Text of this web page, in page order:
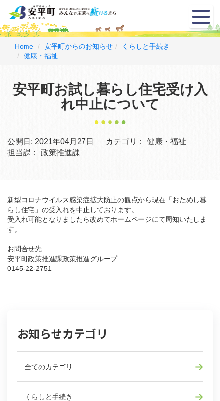
メ
ニ
ュ
Home 安平町からのお知らせ
くらしと手続き
健康・福祉
安平町お試し暮らし住宅受け入
れ中止について
公開日: 2021年04月27日 カテゴリ：
健康・福祉
担当課：
政策推進課
新型コロナウイルス感染症拡大防止の観点から現在「おためし暮
らし住宅」の受入れを中止しております。
受入れ可能となりましたら改めてホームページにて周知いたしま
す。
お問合せ先
安平町政策推進課政策推進グループ
0145-22-2751
お知らせカテゴリ
全てのカテゴリ
くらしと手続き